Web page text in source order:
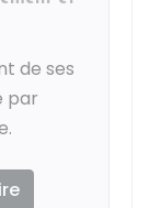
de ses
par